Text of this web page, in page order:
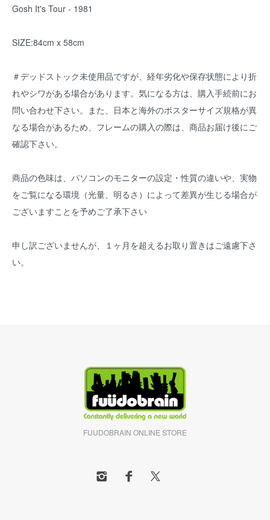
Gosh It's Tour - 1981
SIZE:84cm x 58cm
＃デッドストック未使用品ですが、経年劣化や保存状態により折
れやシワがある場合があります。気になる方は、購入手続前にお
問い合わせ下さい。また、日本と海外のポスターサイズ規格が異
なる場合があるため、フレームの購入の際は、商品お届け後にご
確認下さい。
商品の色味は、パソコンのモニターの設定・性質の違いや、実物
をご覧になる環境（光量、明るさ）によって差異が生じる場合が
ございますことを予めご了承下さい
申し訳ございませんが、１ヶ月を超えるお取り置きはご遠慮下さ
い。
FUUDOBRAIN ONLINE STORE